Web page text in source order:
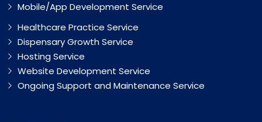
Mobile/App Development Service
Healthcare Practice Service
Dispensary Growth Service
Hosting Service
Website Development Service
Ongoing Support and Maintenance Service